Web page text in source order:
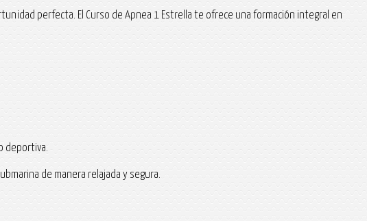
perfecta. El Curso de Apnea 1 Estrella te ofrece una formación integral en
deportiva.
de manera relajada y segura.